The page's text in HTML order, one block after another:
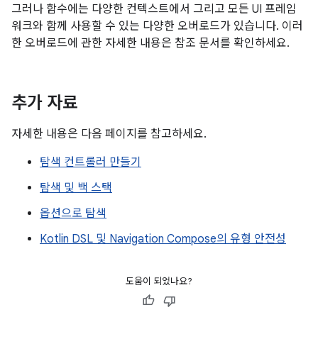
그러나 함수에는 다양한 컨텍스트에서 그리고 모든 UI 프레임
워크와 함께 사용할 수 있는 다양한 오버로드가 있습니다. 이러
한 오버로드에 관한 자세한 내용은 참조 문서를 확인하세요.
추가 자료
자세한 내용은 다음 페이지를 참고하세요.
탐색 컨트롤러 만들기
탐색 및 백 스택
옵션으로 탐색
Kotlin DSL 및 Navigation Compose의 유형 안전성
도움이 되었나요?